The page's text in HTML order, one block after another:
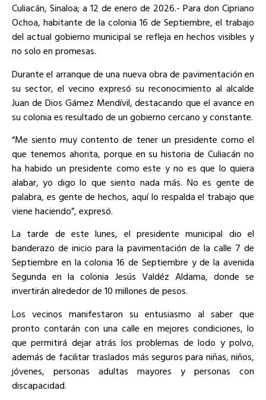
Culiacán, Sinaloa; a 12 de enero de 2026.- Para don Cipriano
Ochoa, habitante de la colonia 16 de Septiembre, el trabajo
del actual gobierno municipal se refleja en hechos visibles y
no solo en promesas.
Durante el arranque de una nueva obra de pavimentación en
su sector, el vecino expresó su reconocimiento al alcalde
Juan de Dios Gámez Mendívil, destacando que el avance en
su colonia es resultado de un gobierno cercano y constante.
“Me siento muy contento de tener un presidente como el
que tenemos ahorita, porque en su historia de Culiacán no
ha habido un presidente como este y no es que lo quiera
alabar, yo digo lo que siento nada más. No es gente de
palabra, es gente de hechos, aquí lo respalda el trabajo que
viene haciendo”, expresó.
La tarde de este lunes, el presidente municipal dio el
banderazo de inicio para la pavimentación de la calle 7 de
Septiembre en la colonia 16 de Septiembre y de la avenida
Segunda en la colonia Jesús Valdéz Aldama, donde se
invertirán alrededor de 10 millones de pesos.
Los vecinos manifestaron su entusiasmo al saber que
pronto contarán con una calle en mejores condiciones, lo
que permitirá dejar atrás los problemas de lodo y polvo,
además de facilitar traslados más seguros para niñas, niños,
jóvenes, personas adultas mayores y personas con
discapacidad.